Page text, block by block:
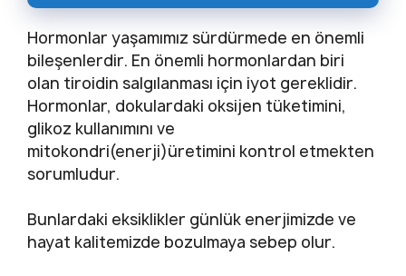
Hormonlar yaşamımız sürdürmede en önemli
bileşenlerdir. En önemli hormonlardan biri
olan tiroidin salgılanması için iyot gereklidir.
Hormonlar, dokulardaki oksijen tüketimini,
glikoz kullanımını ve
mitokondri(enerji)üretimini kontrol etmekten
sorumludur.
Bunlardaki eksiklikler günlük enerjimizde ve
hayat kalitemizde bozulmaya sebep olur.